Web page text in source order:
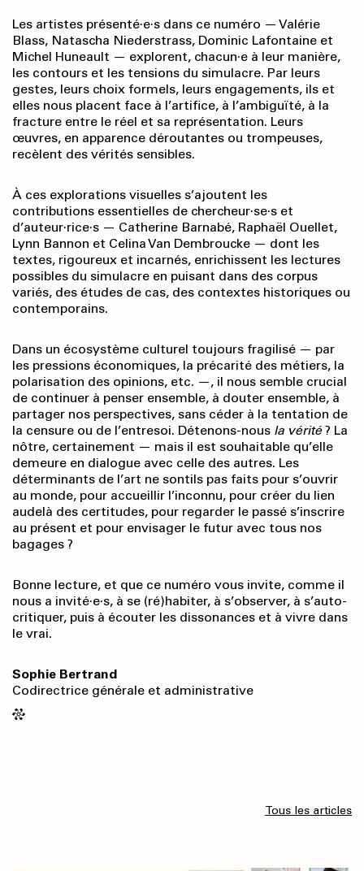
Les artistes présenté·e·s dans ce numéro — Valérie
Blass, Natascha Niederstrass, Dominic Lafontaine et
Michel Huneault — explorent, chacun·e à leur manière,
les contours et les tensions du simulacre. Par leurs
gestes, leurs choix formels, leurs engagements, ils et
elles nous placent face à l’artifice, à l’ambiguïté, à la
fracture entre le réel et sa représentation. Leurs
œuvres, en apparence déroutantes ou trompeuses,
recèlent des vérités sensibles.
À ces explorations visuelles s’ajoutent les
contributions essentielles de chercheur·se·s et
d’auteur·rice·s — Catherine Barnabé, Raphaël Ouellet,
Lynn Bannon et Celina Van Dembroucke — dont les
textes, rigoureux et incarnés, enrichissent les lectures
possibles du simulacre en puisant dans des corpus
variés, des études de cas, des contextes historiques ou
contemporains.
Dans un écosystème culturel toujours fragilisé — par
les pressions économiques, la précarité des métiers, la
polarisation des opinions, etc. —, il nous semble crucial
de continuer à penser ensemble, à douter ensemble, à
partager nos perspectives, sans céder à la tentation de
la censure ou de l’entre­soi. Détenons-­nous la vérité? La
nôtre, certainement — mais il est souhaitable qu’elle
demeure en dialogue avec celle des autres. Les
détermi­nants de l’art ne sont­ils pas faits pour s’ouvrir
au monde, pour accueillir l’inconnu, pour créer du lien
au­delà des certitudes, pour regarder le passé s’inscrire
au présent et pour envisager le futur avec tous nos
bagages ?
Bonne lecture, et que ce numéro vous invite, comme il
nous a invité·e·s, à se (ré)habiter, à s’observer, à s’auto­
critiquer, puis à écouter les dissonances et à vivre dans
le vrai.
Sophie Bertrand
Codirectrice générale et administrative
Tous les articles